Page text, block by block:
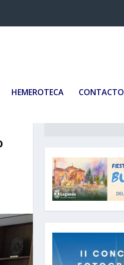
HEMEROTECA CONTACTO